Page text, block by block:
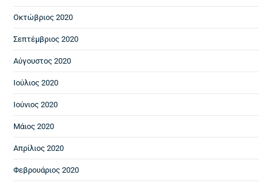
Οκτώβριος 2020
Σεπτέμβριος 2020
Αύγουστος 2020
Ιούλιος 2020
Ιούνιος 2020
Μάιος 2020
Απρίλιος 2020
Φεβρουάριος 2020